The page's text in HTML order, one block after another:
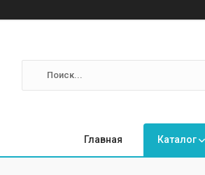
Главная Каталог